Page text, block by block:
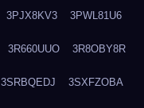
3PJX8KV3 3PWL81U6
3R660UUO 3R8OBY8R
3SRBQEDJ 3SXFZOBA